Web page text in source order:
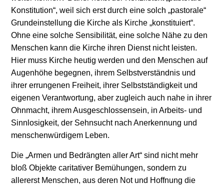
Konstitution“, weil sich erst durch eine solch „pastorale“
Grundeinstellung die Kirche als Kirche „konstituiert“.
Ohne eine solche Sensibilität, eine solche Nähe zu den
Menschen kann die Kirche ihren Dienst nicht leisten.
Hier muss Kirche heutig werden und den Menschen auf
Augenhöhe begegnen, ihrem Selbstverständnis und
ihrer errungenen Freiheit, ihrer Selbstständigkeit und
eigenen Verantwortung, aber zugleich auch nahe in ihrer
Ohnmacht, ihrem Ausgeschlossensein, in Arbeits- und
Sinnlosigkeit, der Sehnsucht nach Anerkennung und
menschenwürdigem Leben.
Die „Armen und Bedrängten aller Art“ sind nicht mehr
bloß Objekte caritativer Bemühungen, sondern zu
allererst Menschen, aus deren Not und Hoffnung die